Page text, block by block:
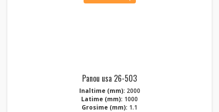
Panou usa 26-503
Inaltime (mm): 2000
Latime (mm): 1000
Grosime (mm): 1.1